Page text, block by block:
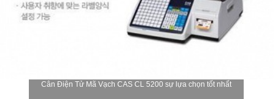
Cân Điện Tử Mã Vạch CAS CL 5200 sự lựa chọn tốt nhất